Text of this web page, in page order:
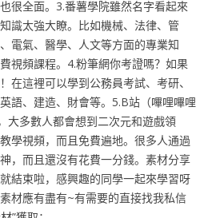
很全面。3.番薯學院雖然名字看起來
識太強大瞭。比如機械、法律、管
電氣、醫學、人文等方面的專業知
視頻課程。4.粉筆網你考證嗎？如果
在這裡可以學到公務員考試、考研、
語、建造、財會等。5.B站（嗶哩嗶哩
大多數人都會想到二次元和遊戲領
學視頻，而且免費遍地。很多人通過
，而且還沒有花費一分錢。素材分享
結束啦，感興趣的同學一起來學習呀
材應有盡有~有需要的直接找我私信